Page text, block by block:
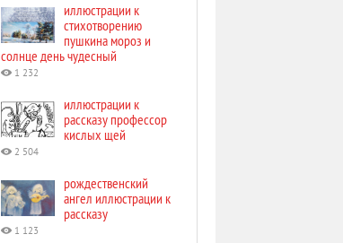
иллюстрации к
стихотворению
пушкина мороз и
солнце день чудесный
1 232
иллюстрации к
рассказу профессор
кислых щей
2 504
рождественский
ангел иллюстрации к
рассказу
1 123